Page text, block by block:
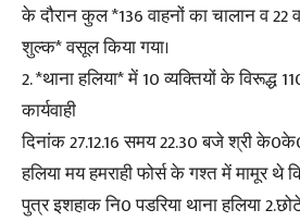
के दौरान कुल *136 वाहनों का चालान व
शुल्क* वसूल किया गया।
2. *थाना हलिया* में 10 व्यक्तियों के विरूद्ध
कार्यवाही
दिनांक 27.12.16 समय 22.30 बजे श्री के0के0
हलिया मय हमराही फोर्स के गश्त में मामूर थे
पुत्र इशहाक नि0 पडरिया थाना हलिया